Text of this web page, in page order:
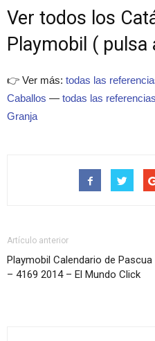
Ver todos los
Playmobil ( pulsa
👉 Ver más: todas las
Caballos — todas las
Granja
Artículo anterior
Playmobil Calendario de Pascua
– 4169 2014 – El Mundo Click